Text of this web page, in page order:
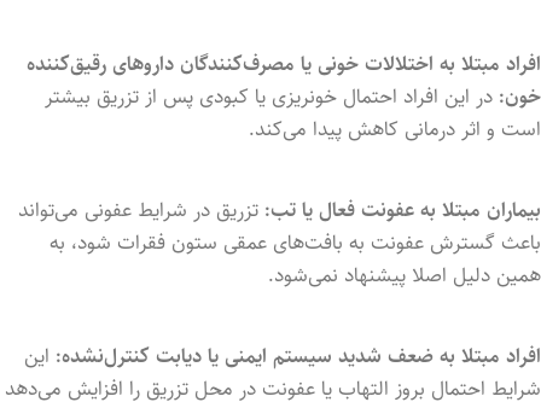
افراد مبتلا به اختلالات خونی یا مصرف‌کنندگان داروهای رقیق‌کننده
خون: در این افراد احتمال خونریزی یا کبودی پس از تزریق بیشتر
است و اثر درمانی کاهش پیدا می‌کند.
بیماران مبتلا به عفونت فعال یا تب: تزریق در شرایط عفونی می‌تواند
باعث گسترش عفونت به بافت‌های عمقی ستون فقرات شود، به
همین دلیل اصلا پیشنهاد نمی‌شود.
افراد مبتلا به ضعف شدید سیستم ایمنی یا دیابت کنترل‌نشده: این
شرایط احتمال بروز التهاب یا عفونت در محل تزریق را افزایش می‌دهد